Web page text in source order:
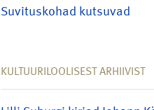
Suvituskohad kutsuvad
KULTUURILOOLISEST ARHIIVIST